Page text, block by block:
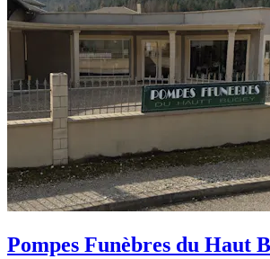
Pompes Funèbres du Haut